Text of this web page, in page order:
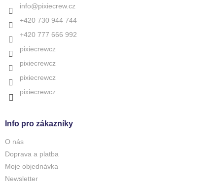
info@pixiecrew.cz
+420 730 944 744
+420 777 666 992
pixiecrewcz
pixiecrewcz
pixiecrewcz
pixiecrewcz
Info pro zákazníky
O nás
Doprava a platba
Moje objednávka
Newsletter